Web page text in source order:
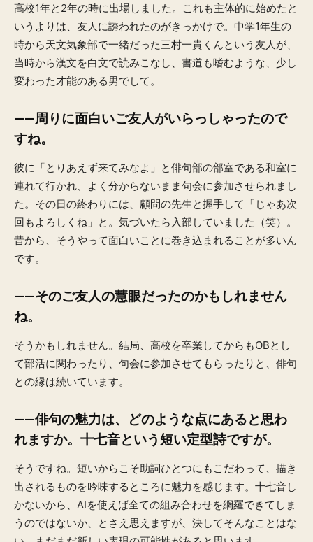
高校1年と2年の時に出場しました。これも主体的に始めたと
いうよりは、友人に誘われたのがきっかけで。中学1年生の
時から天文気象部で一緒だった三村一貴くんという友人が、
当時から漢文を白文で読みこなし、書道も嗜むような、少し
変わった才能のある男でして。
——周りに面白いご友人がいらっしゃったので
すね。
彼に「とりあえず来てみなよ」と俳句部の部室である和室に
連れて行かれ、よく分からないまま句会に参加させられまし
た。その日の終わりには、顧問の先生と握手して「じゃあ次
回もよろしくね」と。気づいたら入部していました（笑）。
昔から、そうやって面白いことに巻き込まれることが多いん
です。
——そのご友人の慧眼だったのかもしれません
ね。
そうかもしれません。結局、高校を卒業してからもOBとし
て部活に関わったり、句会に参加させてもらったりと、俳句
との縁は続いています。
——俳句の魅力は、どのような点にあると思わ
れますか。十七音という短い定型詩ですが。
そうですね。短いからこそ助詞ひとつにもこだわって、描き
出されるものを吟味するところに魅力を感じます。十七音し
かないから、AIを使えば全ての組み合わせを網羅できてしま
うのではないか、とさえ思えますが、決してそんなことはな